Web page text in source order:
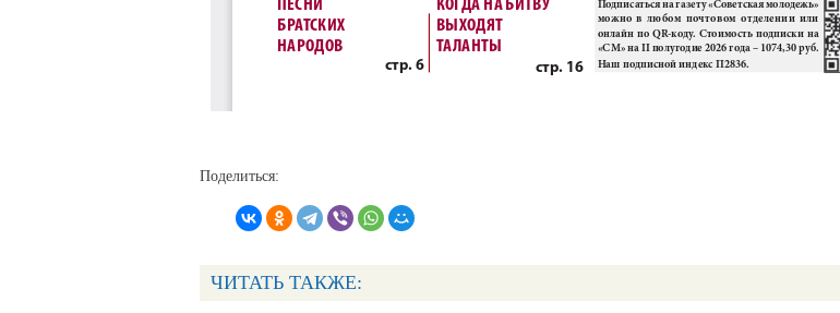
Поделиться:
ЧИТАТЬ ТАКЖЕ: